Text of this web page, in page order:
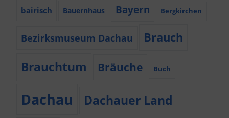
bairisch Bauernhaus Bayern Bergkirchen
Bezirksmuseum Dachau Brauch
Brauchtum Bräuche Buch
Dachau Dachauer Land